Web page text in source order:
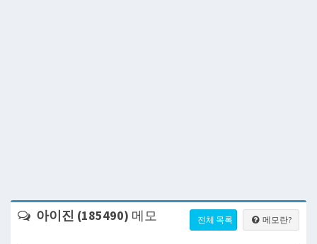
아이진 (185490) 메모 전체 목록 메모란?